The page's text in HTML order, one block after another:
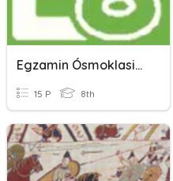
Egzamin Ósmoklasisty Część 1
15 P 8th